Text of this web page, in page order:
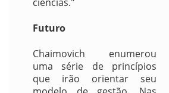
Futuro
Chaimovich enumerou
uma série de princípios
que irão orientar seu